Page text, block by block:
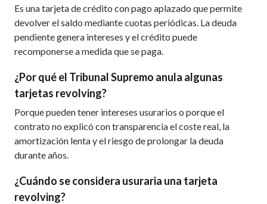
Es una tarjeta de crédito con pago aplazado que permite
devolver el saldo mediante cuotas periódicas. La deuda
pendiente genera intereses y el crédito puede
recomponerse a medida que se paga.
¿Por qué el Tribunal Supremo anula algunas
tarjetas revolving?
Porque pueden tener intereses usurarios o porque el
contrato no explicó con transparencia el coste real, la
amortización lenta y el riesgo de prolongar la deuda
durante años.
¿Cuándo se considera usuraria una tarjeta
revolving?